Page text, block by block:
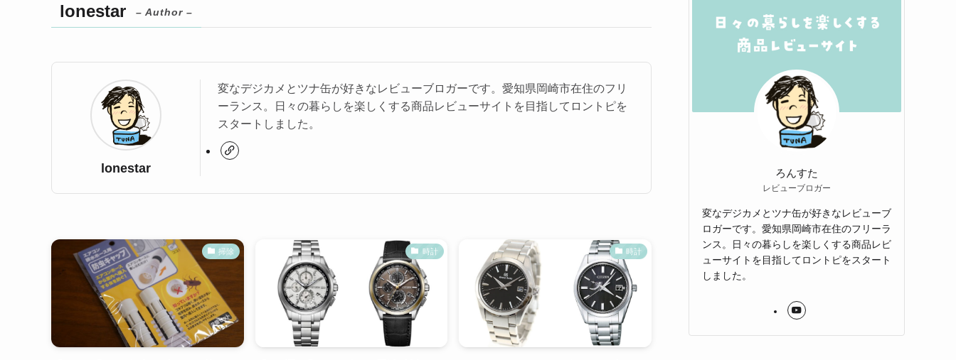
lonestar – Author –
lonestar
変なデジカメとツナ缶が好きなレビューブロガーです。愛知県岡崎市在住のフリ
ーランス。日々の暮らしを楽しくする商品レビューサイトを目指してロントピを
スタートしました。
掃除 時計 時計
ろんすた
レビューブロガー
変なデジカメとツナ缶が好きなレビューブ
ロガーです。愛知県岡崎市在住のフリーラ
ンス。日々の暮らしを楽しくする商品レビ
ューサイトを目指してロントピをスタート
しました。